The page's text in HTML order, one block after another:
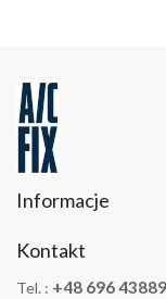
Informacje
Kontakt
Tel. : +48 696